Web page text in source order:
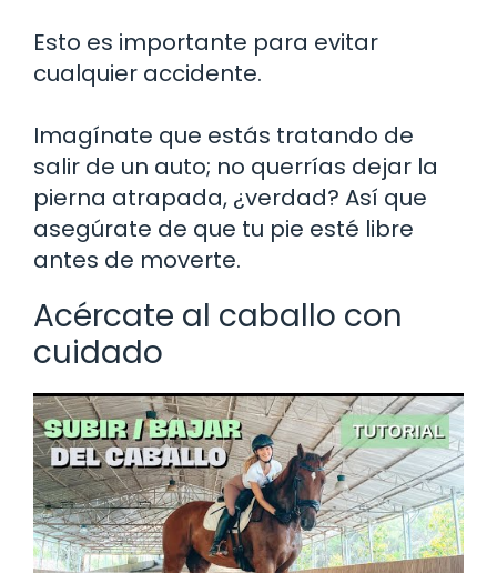
Esto es importante para evitar
cualquier accidente.
Imagínate que estás tratando de
salir de un auto; no querrías dejar la
pierna atrapada, ¿verdad? Así que
asegúrate de que tu pie esté libre
antes de moverte.
Acércate al caballo con
cuidado